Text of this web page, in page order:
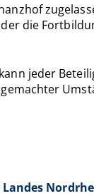
die
jeder